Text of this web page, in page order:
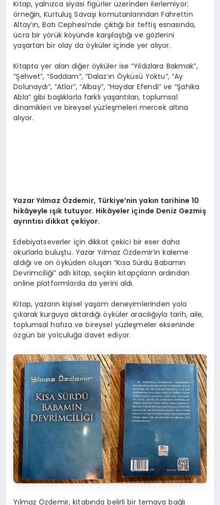
Kitap, yalnızca siyasi figürler üzerinden ilerlemiyor;
örneğin, Kurtuluş Savaşı komutanlarından Fahrettin
Altay’ın, Batı Cephesi’nde çıktığı bir teftiş esnasında,
ücra bir yörük köyünde karşılaştığı ve gözlerini
yaşartan bir olay da öyküler içinde yer alıyor.
Kitapta yer alan diğer öyküler ise “Yıldızlara Bakmak”,
“Şehvet”, “Saddam”, “Dalaz’ın Öyküsü Yoktu”, “Ay
Dolunaydı”, “Atlar”, “Albay”, “Haydar Efendi” ve “Şahika
Abla” gibi başlıklarla farklı yaşantıları, toplumsal
dinamikleri ve bireysel yüzleşmeleri mercek altına
alıyor.
Yazar Yılmaz Özdemir, Türkiye’nin yakın tarihine 10
hikâyeyle ışık tutuyor. Hikâyeler içinde Deniz Gezmiş
ayrıntısı dikkat çekiyor.
Edebiyatseverler için dikkat çekici bir eser daha
okurlarla buluştu. Yazar Yılmaz Özdemir’in kaleme
aldığı ve on öyküden oluşan “Kısa Sürdü Babamın
Devrimciliği” adlı kitap, seçkin kitapçıların ardından
online platformlarda da yerini aldı.
Kitap, yazarın kişisel yaşam deneyimlerinden yola
çıkarak kurguya aktardığı öyküler aracılığıyla tarih, aile,
toplumsal hafıza ve bireysel yüzleşmeler ekseninde
özgün bir yolculuğa davet ediyor.
Yılmaz Özdemir, kitabında belirli bir temaya bağlı